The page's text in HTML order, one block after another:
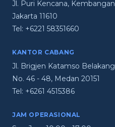
Jl. Puri Kencana, Kembangan
Jakarta 11610
Tel: +6221 58351660
KANTOR CABANG
Jl. Brigjen Katamso Belakang
No. 46 - 48, Medan 20151
Tel: +6261 4515386
JAM OPERASIONAL